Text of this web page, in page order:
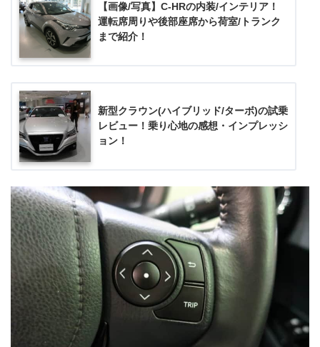
【画像/写真】C-HRの内装/インテリア！
運転席周りや後部座席から荷室/トランク
まで紹介！
新型クラウン(ハイブリッド/ターボ)の試乗
レビュー！乗り心地の感想・インプレッシ
ョン！